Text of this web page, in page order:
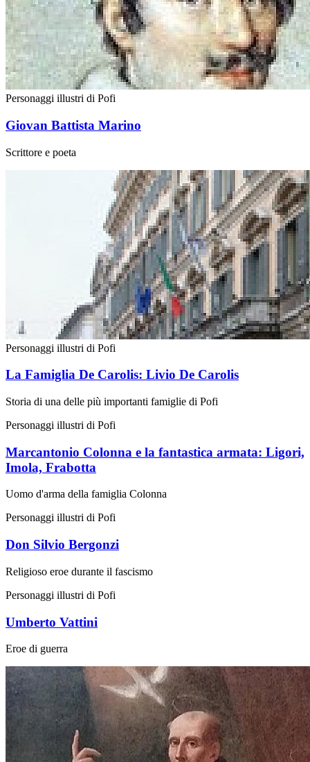
Personaggi illustri di Pofi
Giovan Battista Marino
Scrittore e poeta
Personaggi illustri di Pofi
La Famiglia De Carolis: Livio De Carolis
Storia di una delle più importanti famiglie di Pofi
Personaggi illustri di Pofi
Marcantonio Colonna e la fantastica armata: Ligori,
Imola, Frabotta
Uomo d'arma della famiglia Colonna
Personaggi illustri di Pofi
Don Silvio Bergonzi
Religioso eroe durante il fascismo
Personaggi illustri di Pofi
Umberto Vattini
Eroe di guerra